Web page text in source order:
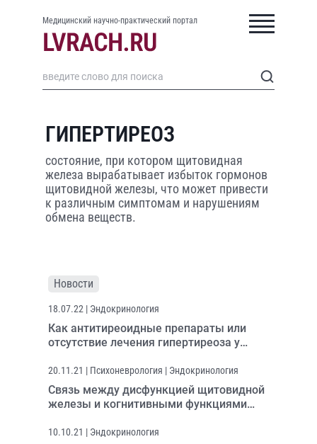
Медицинский научно-практический портал
ГИПЕРТИРЕОЗ
состояние, при котором щитовидная
железа вырабатывает избыток гормонов
щитовидной железы, что может привести
к различным симптомам и нарушениям
обмена веществ.
Новости
18.07.22 | Эндокринология
Как антитиреоидные препараты или
отсутствие лечения гипертиреоза у
пороки развития?
20.11.21 | Психоневрология | Эндокринология
Связь между дисфункцией щитовидной
железы и когнитивными функциями
10.10.21 | Эндокринология